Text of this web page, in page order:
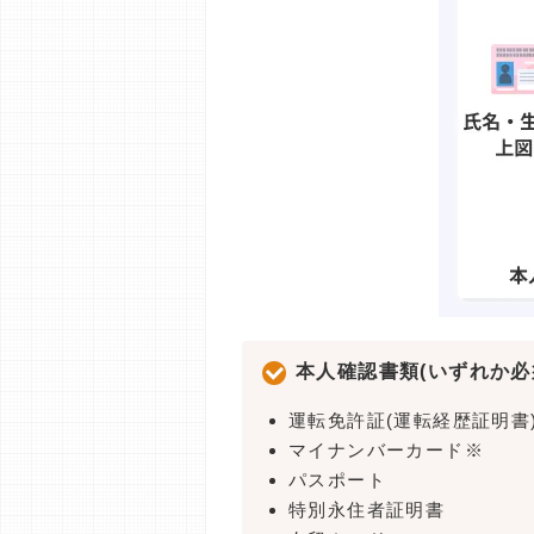
本人確認書類(いずれか
運転免許証(運転経歴証明
マイナンバーカード※
パスポート
特別永住者証明書